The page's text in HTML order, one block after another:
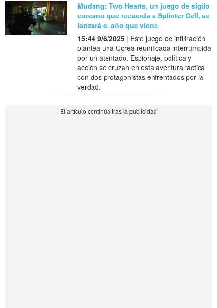
Mudang: Two Hearts, un juego de sigilo
coreano que recuerda a Splinter Cell, se
lanzará el año que viene
15:44 9/6/2025 | Este juego de infiltración
plantea una Corea reunificada interrumpida
por un atentado. Espionaje, política y
acción se cruzan en esta aventura táctica
con dos protagonistas enfrentados por la
verdad.